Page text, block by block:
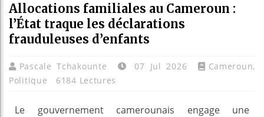
Allocations familiales au Cameroun :
l’État traque les déclarations
frauduleuses d’enfants
Pascale Tchakounte 07 Jul 2026 Cameroun,
Politique
6184 Lectures
Le gouvernement camerounais engage une